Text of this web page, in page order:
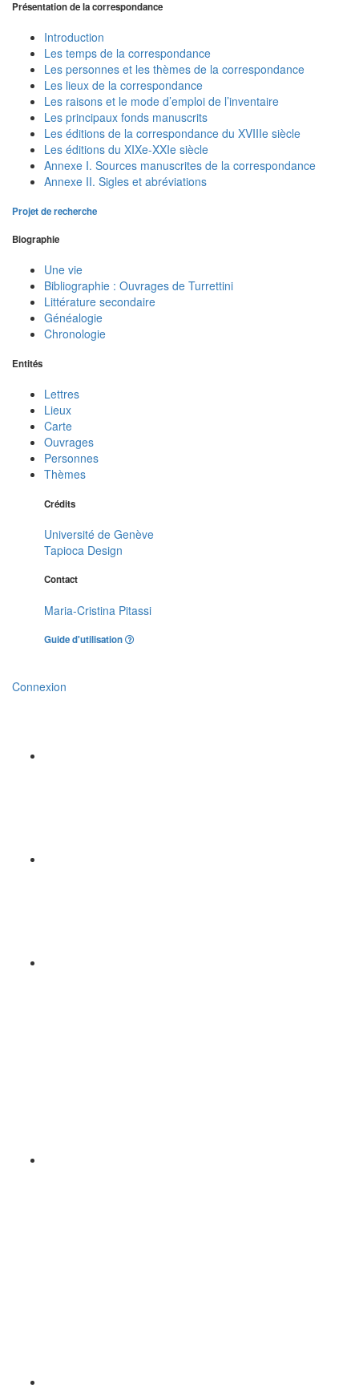
Présentation de la correspondance
Introduction
Les temps de la correspondance
Les personnes et les thèmes de la correspondance
Les lieux de la correspondance
Les raisons et le mode d’emploi de l’inventaire
Les principaux fonds manuscrits
Les éditions de la correspondance du XVIIIe siècle
Les éditions du XIXe-XXIe siècle
Annexe I. Sources manuscrites de la correspondance
Annexe II. Sigles et abréviations
Projet de recherche
Biographie
Une vie
Bibliographie : Ouvrages de Turrettini
Littérature secondaire
Généalogie
Chronologie
Entités
Lettres
Lieux
Carte
Ouvrages
Personnes
Thèmes
Crédits
Université de Genève
Tapioca Design
Contact
Maria-Cristina Pitassi
Guide d'utilisation
Connexion